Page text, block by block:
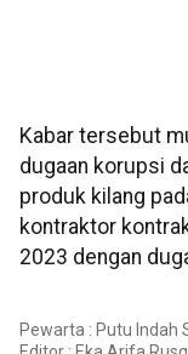
Kabar tersebut
dugaan korupsi
produk kilang
kontraktor
2023 dengan
Pewarta : Putu Indah